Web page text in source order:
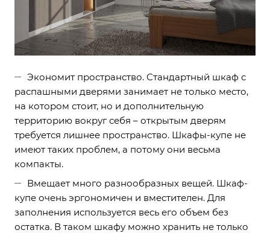
Экономит пространство. Стандартный шкаф с
распашными дверями занимает не только место,
на котором стоит, но и дополнительную
территорию вокруг себя – открытым дверям
требуется лишнее пространство. Шкафы-купе не
имеют таких проблем, а потому они весьма
компакты.
Вмещает много разнообразных вещей. Шкаф-
купе очень эргономичен и вместителен. Для
заполнения используется весь его объем без
остатка. В таком шкафу можно хранить не только